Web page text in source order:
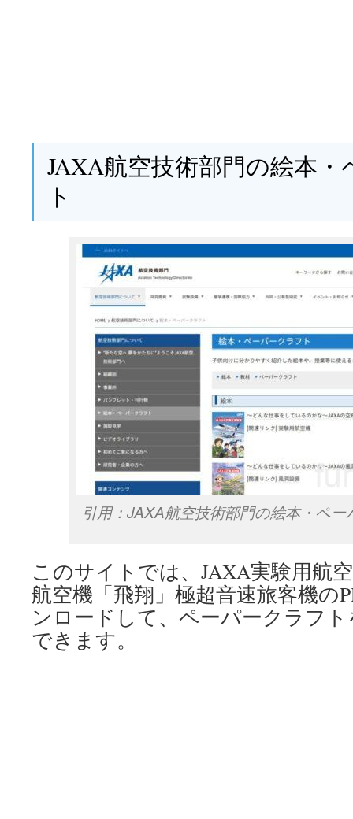
JAXA航空技術部門の絵本
ト
引用：JAXA航空技術部門の絵本・ペ
このサイトでは、JAXA実験用航
航空機「飛翔」極超音速旅客機の
ンロードして、ペーパークラフ
できます。